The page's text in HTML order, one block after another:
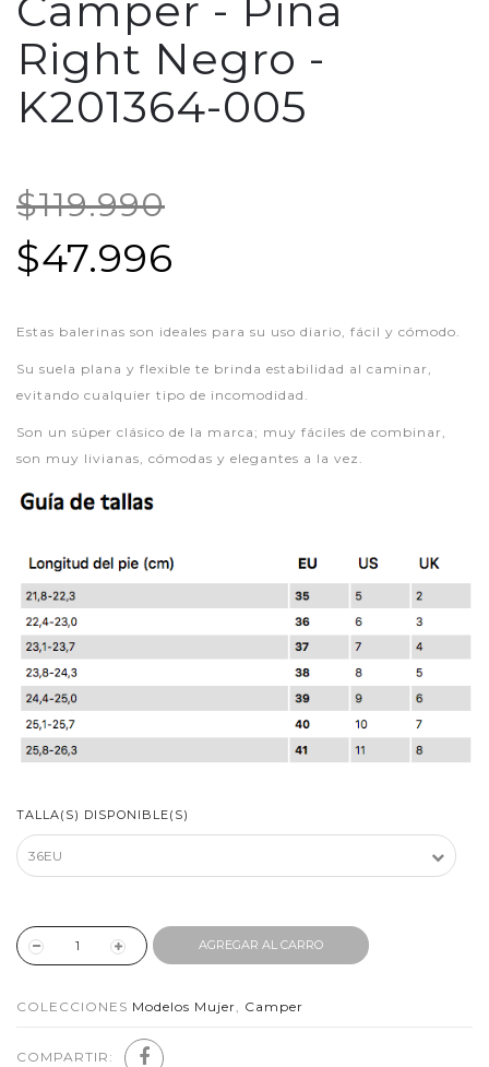
Right Negro -
K201364-005
$119.990
$47.996
Estas balerinas son ideales para su uso diario, fácil y cómodo.
Su suela plana y flexible te brinda estabilidad al caminar,
evitando cualquier tipo de incomodidad.
Son un súper clásico de la marca; muy fáciles de combinar,
son muy livianas, cómodas y elegantes a la vez.
TALLA(S) DISPONIBLE(S)
AGREGAR AL CARRO
COLECCIONES Modelos Mujer, Camper
COMPARTIR: